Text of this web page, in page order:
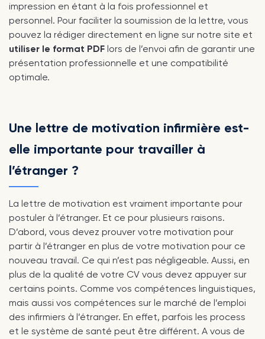
impression en étant à la fois professionnel et
personnel. Pour faciliter la soumission de la lettre, vous
pouvez la rédiger directement en ligne sur notre site et
utiliser le format PDF lors de l’envoi afin de garantir une
présentation professionnelle et une compatibilité
optimale.
Une lettre de motivation infirmière est-
elle importante pour travailler à
l’étranger ?
La lettre de motivation est vraiment importante pour
postuler à l’étranger. Et ce pour plusieurs raisons.
D’abord, vous devez prouver votre motivation pour
partir à l’étranger en plus de votre motivation pour ce
nouveau travail. Ce qui n’est pas négligeable. Aussi, en
plus de la qualité de votre CV vous devez appuyer sur
certains points. Comme vos compétences linguistiques,
mais aussi vos compétences sur le marché de l’emploi
des infirmiers à l’étranger. En effet, parfois les process
et le système de santé peut être différent. A vous de